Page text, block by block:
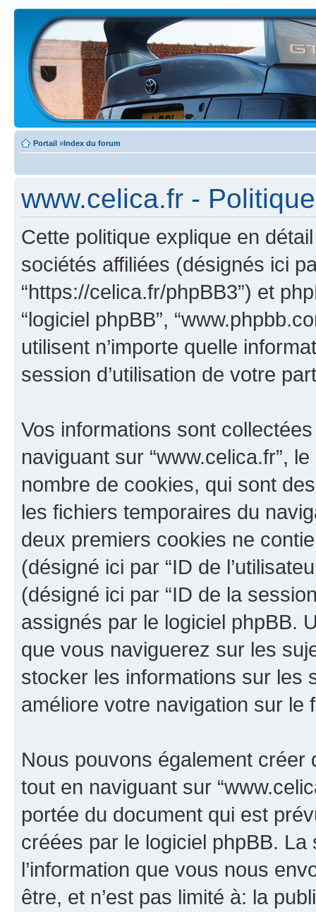
Portail »Index du forum
www.celica.fr -
Cette politique explique en
sociétés affiliées (désignés ici
“https://celica.fr/phpBB3”) et
“logiciel phpBB”,
utilisent n’importe quelle
session d’utilisation de votre
Vos informations sont
naviguant sur “www.celica.fr”,
nombre de cookies, qui sont
les fichiers temporaires du
deux premiers cookies ne
(désigné ici par “ID de
(désigné ici par “ID de la
assignés par le logiciel phpBB.
que vous naviguerez sur les
stocker les informations sur les
améliore votre navigation sur le
Nous pouvons également
tout en naviguant sur
portée du document qui est
créées par le logiciel phpBB.
l’information que vous nous
être, et n’est pas limité à: la